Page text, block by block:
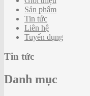
Sản phẩm
Tin tức
Liên hệ
Tuyển dụng
Tin tức
Danh mục